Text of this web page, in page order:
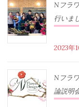
Nフラ
行いま
2023年
Nフラ
論説明